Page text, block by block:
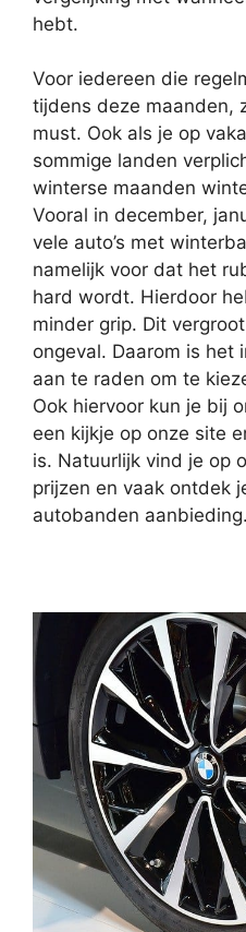
hebt.
Voor iedereen die
tijdens deze maanden,
must. Ook als je op
sommige landen
winterse maanden
Vooral in december,
vele auto’s met
namelijk voor dat het
hard wordt. Hierdoor
minder grip. Dit
ongeval. Daarom is het
aan te raden om te
Ook hiervoor kun je bij
een kijkje op onze site
is. Natuurlijk vind je op
prijzen en vaak ontdek
autobanden aanbieding.